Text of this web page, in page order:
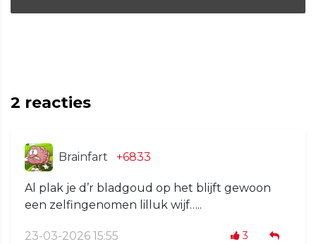
2 reacties
Brainfart +6833
Al plak je d’r bladgoud op het blijft gewoon
een zelfingenomen lilluk wijf…..
23-03-2026 15:55 3